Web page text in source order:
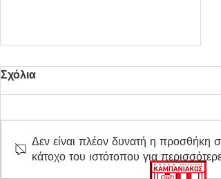
Σχόλια
Δεν είναι πλέον δυνατή η προσθήκη
κάτοχο του ιστότοπου για